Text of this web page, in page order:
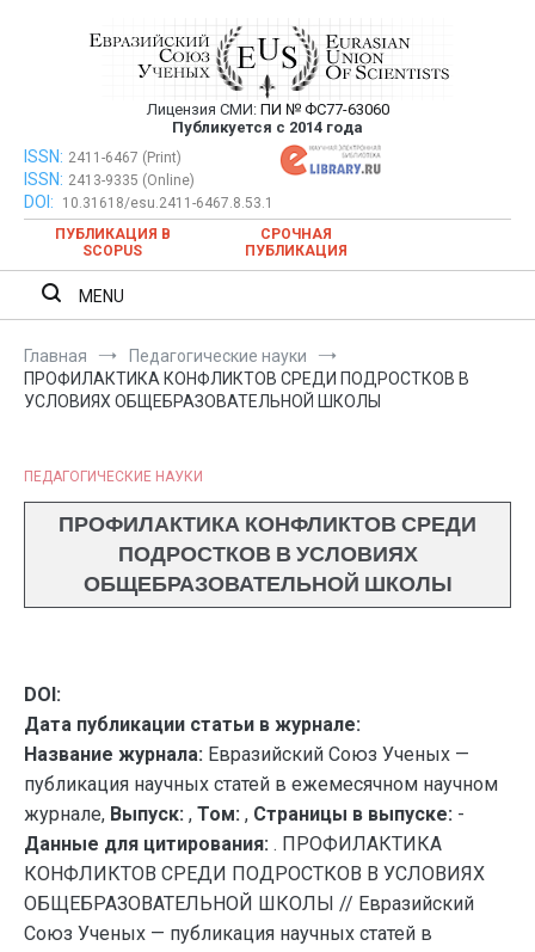
Евразийский Союз Ученых —
публикация научных статей в
ежемесячном научном журнале
Лицензия СМИ: ПИ № ФС77-63060
Публикуется с 2014 года
Евразийский Союз Ученых — публикация научных статей в
ежемесячном научном журнале
ISSN: 2411-6467 (Print)
ISSN: 2413-9335 (Online)
DOI:
10.31618/esu.2411-6467.8.53.1
ПУБЛИКАЦИЯ В
SCOPUS
СРОЧНАЯ
ПУБЛИКАЦИЯ
MENU
Главная
Педагогические науки
ПРОФИЛАКТИКА КОНФЛИКТОВ СРЕДИ ПОДРОСТКОВ В
УСЛОВИЯХ ОБЩЕБРАЗОВАТЕЛЬНОЙ ШКОЛЫ
ПЕДАГОГИЧЕСКИЕ НАУКИ
ПРОФИЛАКТИКА КОНФЛИКТОВ СРЕДИ
ПОДРОСТКОВ В УСЛОВИЯХ
ОБЩЕБРАЗОВАТЕЛЬНОЙ ШКОЛЫ
DOI:
Дата публикации статьи в журнале:
Название журнала: Евразийский Союз Ученых —
публикация научных статей в ежемесячном научном
журнале, Выпуск: , Том: , Страницы в выпуске: -
Данные для цитирования: . ПРОФИЛАКТИКА
КОНФЛИКТОВ СРЕДИ ПОДРОСТКОВ В УСЛОВИЯХ
ОБЩЕБРАЗОВАТЕЛЬНОЙ ШКОЛЫ // Евразийский
Союз Ученых — публикация научных статей в